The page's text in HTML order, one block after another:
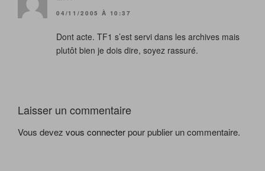
04/11/2005 À 10:37
Dont acte. TF1 s’est servi dans les archives mais
plutôt bien je dois dire, soyez rassuré.
Laisser un commentaire
Vous devez vous connecterpour publier un commentaire.